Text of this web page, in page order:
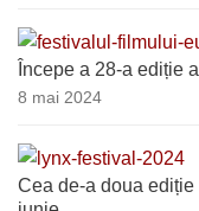
Începe a 28-a ediție
8 mai 2024
Cea de-a doua